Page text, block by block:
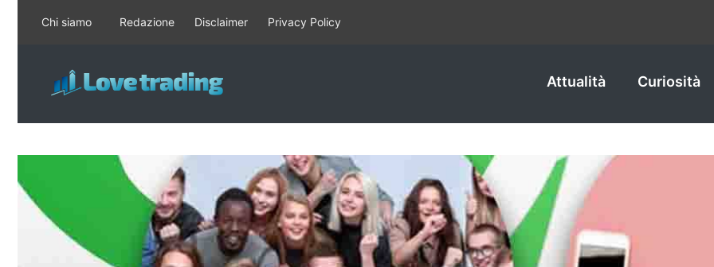
contenuto
Chi siamo Redazione Disclaimer Privacy Policy
Attualità Curiosità